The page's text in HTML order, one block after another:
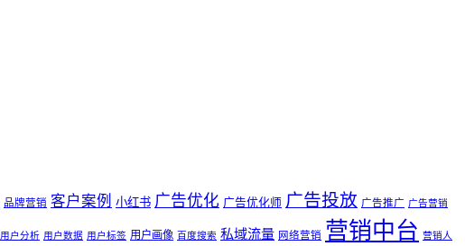
品牌营销 客户案例 小红书 广告优化 广告优化师 广告投放 广告推广 广告营销
用户分析 用户数据 用户标签 用户画像 百度搜索 私域流量 网络营销 营销中台 营销人